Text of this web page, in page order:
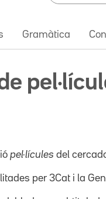
Gramàtica
pel·lícules del
per 3Cat i la